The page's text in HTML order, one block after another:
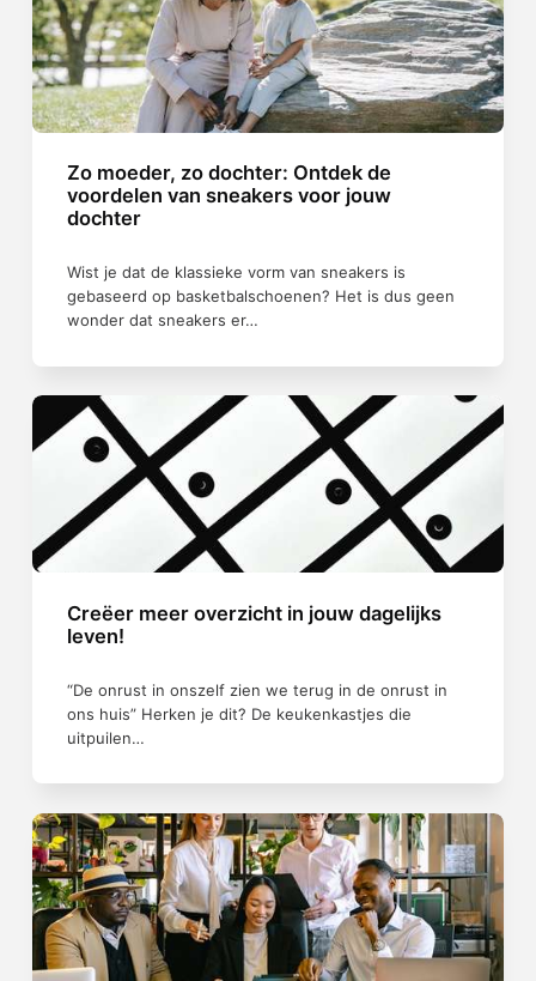
Zo moeder, zo dochter: Ontdek de
voordelen van sneakers voor jouw
dochter
Wist je dat de klassieke vorm van sneakers is
gebaseerd op basketbalschoenen? Het is dus geen
wonder dat sneakers er…
Creëer meer overzicht in jouw dagelijks
leven!
“De onrust in onszelf zien we terug in de onrust in
ons huis” Herken je dit? De keukenkastjes die
uitpuilen…